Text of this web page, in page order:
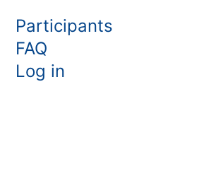
Participants
FAQ
Log in